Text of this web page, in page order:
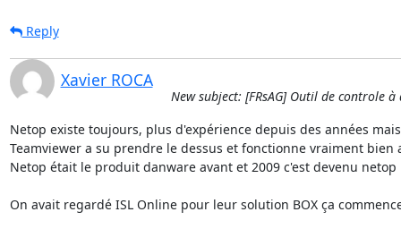
Reply
Xavier ROCA
New subject: [FRsAG] Outil de controle
Netop existe toujours, plus d'expérience depuis des années
Teamviewer a su prendre le dessus et fonctionne vraiment
Netop était le produit danware avant et 2009 c'est devenu netop
On avait regardé ISL Online pour leur solution BOX ça